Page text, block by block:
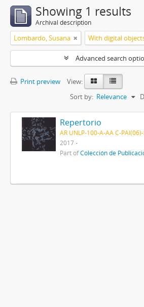
Showing 1 results
Archival description
Lombardo, Susana With digital
Advanced search
Print preview
View:
Sort by: Relevance
Repertorio
AR UNLP-100-A-AA C-
2017
Part ofColección de